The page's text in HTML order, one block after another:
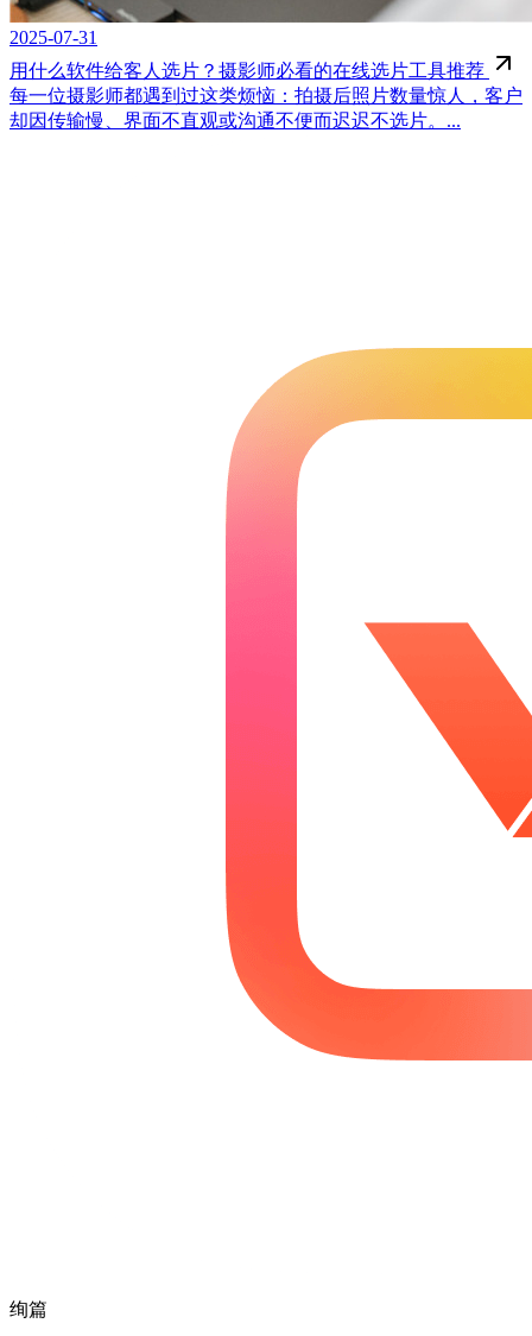
2025-07-31
用什么软件给客人选片？摄影师必看的在线选片工具推荐
每一位摄影师都遇到过这类烦恼：拍摄后照片数量惊人，客户
却因传输慢、界面不直观或沟通不便而迟迟不选片。...
绚篇